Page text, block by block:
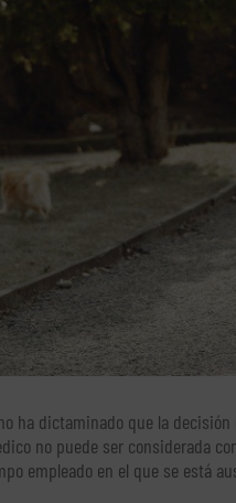
ha dictaminado que la
no puede ser considerada
empleado en el que se está